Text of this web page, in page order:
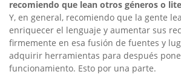
recomiendo que lean otros géneros o
Y, en general, recomiendo que la gente
enriquecer el lenguaje y aumentar sus
firmemente en esa fusión de fuentes y
adquirir herramientas para después
funcionamiento. Esto por una parte.